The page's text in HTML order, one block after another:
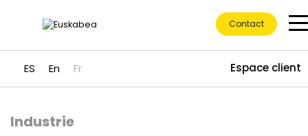
Accéder directement au contenu
ES En Fr Espace client
Contact
Industrie